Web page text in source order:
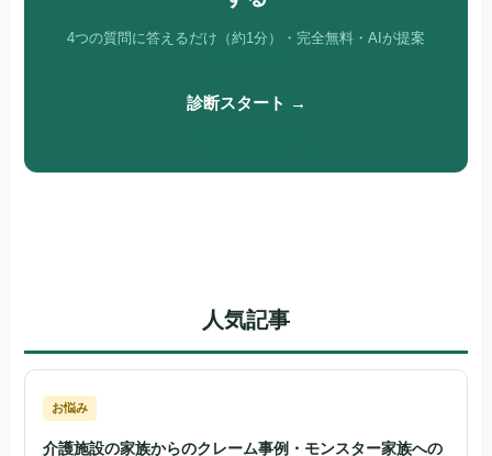
4つの質問に答えるだけ（約1分）・完全無料・AIが提案
診断スタート →
人気記事
お悩み
介護施設の家族からのクレーム事例・モンスター家族への